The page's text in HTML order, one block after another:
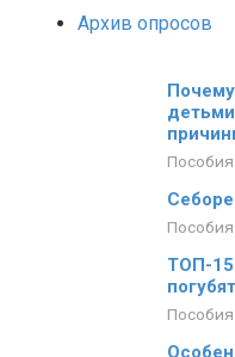
Архив опросов
ТОП-15